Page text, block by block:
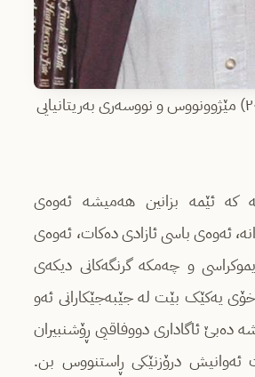
کە ئێمە بزانین هەمیشە ئەوەی
ئەوەی باسی ئازادی دەکات، ئەوەی
و چەمکە گرنگەکانی دیکەی
یەکێک بێت لە جێبەجێکارانی ئەو
ئاگاداری دووفاقیی ڕۆشنبیران
ئەوانیش درۆزنێکی ڕاستنووس بن.